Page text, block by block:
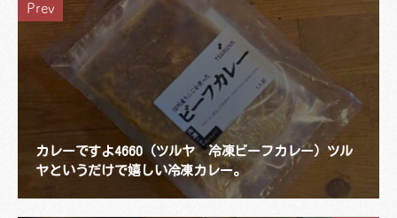
Prev
カレーですよ4660（ツルヤ 冷凍ビーフカレー）ツル
ヤというだけで嬉しい冷凍カレー。